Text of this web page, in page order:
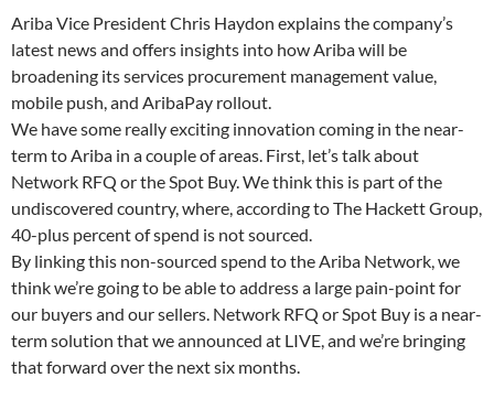
Ariba Vice President Chris Haydon explains the company’s
latest news and offers insights into how Ariba will be
broadening its services procurement management value,
mobile push, and AribaPay rollout.
We have some really exciting innovation coming in the near-
term to Ariba in a couple of areas. First, let’s talk about
Network RFQ or the Spot Buy. We think this is part of the
undiscovered country, where, according to The Hackett Group,
40-plus percent of spend is not sourced.
By linking this non-sourced spend to the Ariba Network, we
think we’re going to be able to address a large pain-point for
our buyers and our sellers. Network RFQ or Spot Buy is a near-
term solution that we announced at LIVE, and we’re bringing
that forward over the next six months.